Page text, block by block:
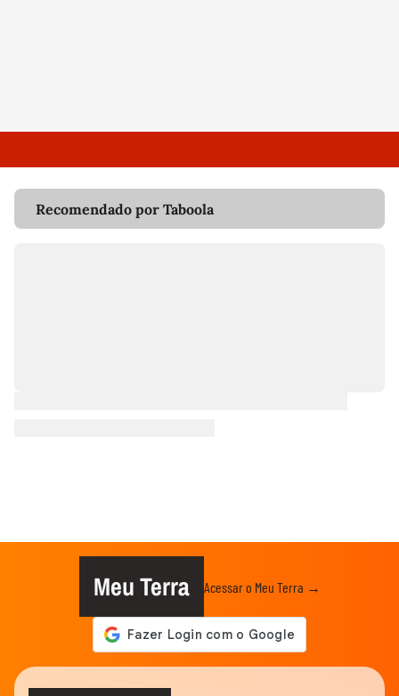
Recomendado por Taboola
Meu Terra Acessar o Meu Terra →